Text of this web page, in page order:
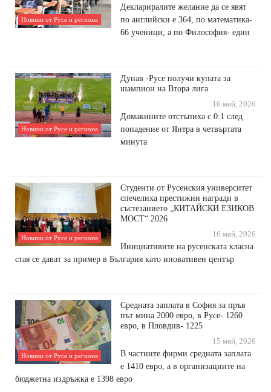
Новини от Русе и региона
Деклариралите желание да се явят
по английски е 364, по математика-
66 ученици, а по Философия- един
Новини от Русе и региона
Дунав -Русе получи купата за
шампион на Втора лига
16 май, 2026
Домакините отстъпиха с 0:1 след
попадение от Янтра в четвъртата
минута
Новини от Русе и региона
Студенти от Русенския университет
спечелиха престижни награди в
състезанието „КИТАЙСКИ ЕЗИКОВ
МОСТ“ 2026
16 май, 2026
Инициативите на русенската класна
стая се дават за пример в България като иновативен център
Новини от Русе и региона
Средната заплата в София за пръв
път мина 2000 евро, в Русе- 1260
евро, в Пловдив- 1225
15 май, 2026
В частните фирми средната заплата
е 1410 евро, а в организациите на
бюджетна издръжка е 1398 евро